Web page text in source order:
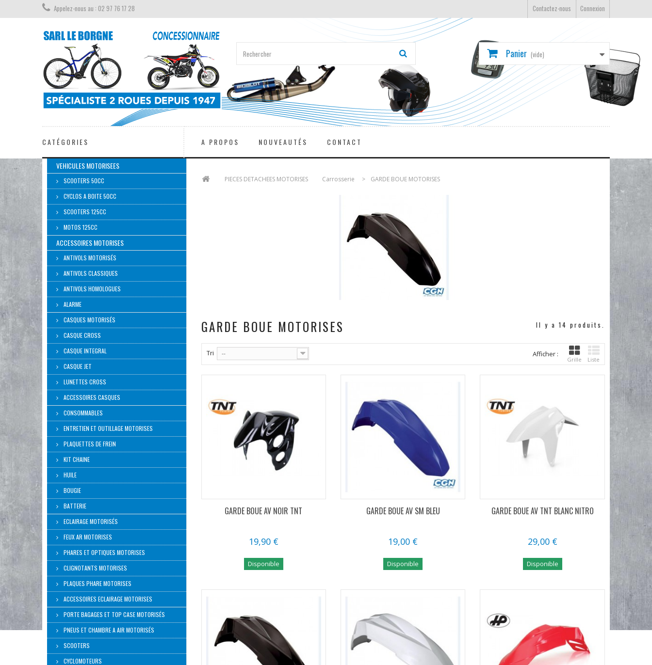
Connexion
Contactez-nous
Appelez-nous au : 02 97 76 17 28
Panier (vide)
CATÉGORIES A PROPOS NOUVEAUTÉS CONTACT
VEHICULES MOTORISEES
SCOOTERS 50CC
CYCLOS A BOITE 50CC
SCOOTERS 125CC
MOTOS 125CC
ACCESSOIRES MOTORISES
ANTIVOLS MOTORISÉS
ANTIVOLS CLASSIQUES
ANTIVOLS HOMOLOGUES
ALARME
CASQUES MOTORISÉS
CASQUE CROSS
CASQUE INTEGRAL
CASQUE JET
LUNETTES CROSS
ACCESSOIRES CASQUES
CONSOMMABLES
ENTRETIEN ET OUTILLAGE MOTORISES
PLAQUETTES DE FREIN
KIT CHAINE
HUILE
BOUGIE
BATTERIE
ECLAIRAGE MOTORISÉS
FEUX AR MOTORISES
PHARES ET OPTIQUES MOTORISES
CLIGNOTANTS MOTORISES
PLAQUES PHARE MOTORISES
ACCESSOIRES ECLAIRAGE MOTORISES
PORTE BAGAGES ET TOP CASE MOTORISÉS
PNEUS ET CHAMBRE A AIR MOTORISÉS
SCOOTERS
CYCLOMOTEURS
PIECES DETACHEES MOTORISES Carrosserie > GARDE BOUE MOTORISES
GARDE BOUE MOTORISES Il y a 14 produits.
Afficher :
Grille Liste
Tri --
GARDE BOUE AV NOIR TNT
19,90 €
Disponible
GARDE BOUE AV SM BLEU
19,00 €
Disponible
GARDE BOUE AV TNT BLANC NITRO
29,00 €
Disponible